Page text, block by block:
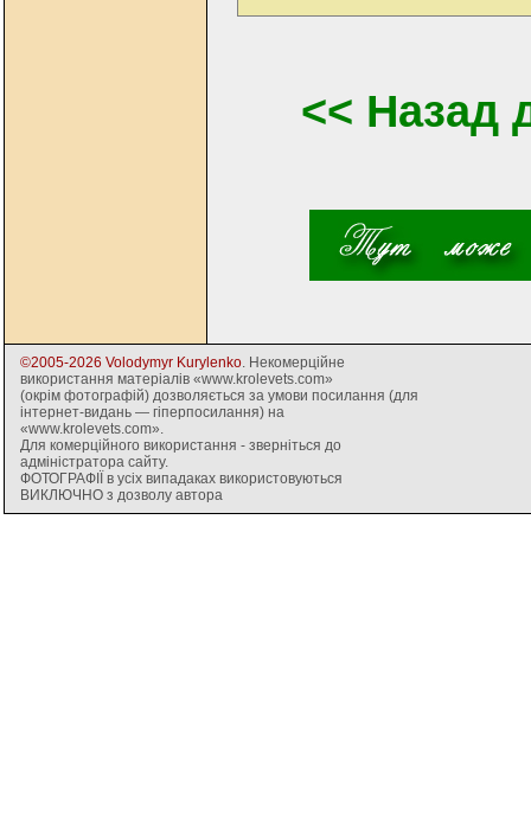
<< Назад
©2005-2026 Volodymyr Kurylenko. Некомерційне
використання матеріалів «www.krolevets.com»
(окрім фотографій) дозволяється за умови посилання (для
інтернет-видань — гіперпосилання) на
«www.krolevets.com».
Для комерційного використання - зверніться до
адміністратора сайту.
ФОТОГРАФІЇ в усіх випадаках використовуються
ВИКЛЮЧНО з дозволу автора